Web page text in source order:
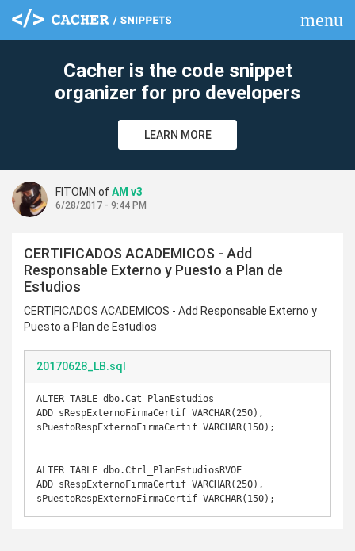
menu
Cacher is the code snippet
organizer for pro developers
LEARN MORE
FITOMN ofAM v3
6/28/2017 - 9:44 PM
CERTIFICADOS ACADEMICOS - Add
Responsable Externo y Puesto a Plan de
Estudios
CERTIFICADOS ACADEMICOS - Add Responsable Externo y
Puesto a Plan de Estudios
20170628_LB.sql
ALTER TABLE dbo.Cat_PlanEstudios
ADD sRespExternoFirmaCertif VARCHAR(250),
sPuestoRespExternoFirmaCertif VARCHAR(150);
ALTER TABLE dbo.Ctrl_PlanEstudiosRVOE
ADD sRespExternoFirmaCertif VARCHAR(250),
sPuestoRespExternoFirmaCertif VARCHAR(150);
clear